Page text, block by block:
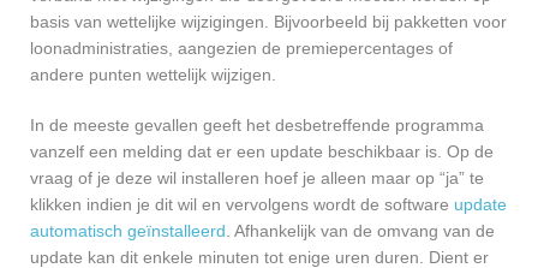
basis van wettelijke wijzigingen. Bijvoorbeeld bij pakketten voor
loonadministraties, aangezien de premiepercentages of
andere punten wettelijk wijzigen.
In de meeste gevallen geeft het desbetreffende programma
vanzelf een melding dat er een update beschikbaar is. Op de
vraag of je deze wil installeren hoef je alleen maar op “ja” te
klikken indien je dit wil en vervolgens wordt de software update
automatisch geïnstalleerd . Afhankelijk van de omvang van de
update kan dit enkele minuten tot enige uren duren. Dient er